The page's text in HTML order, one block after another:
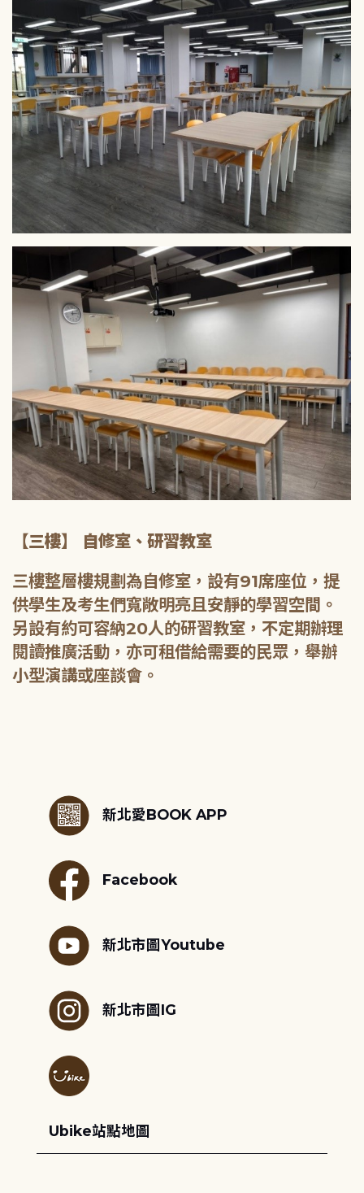
【三樓】 自修室、研習教室
三樓整層樓規劃為自修室，設有91席座位，提
供學生及考生們寬敞明亮且安靜的學習空間。
另設有約可容納20人的研習教室，不定期辦理
閱讀推廣活動，亦可租借給需要的民眾，舉辦
小型演講或座談會。
新北愛BOOK APP
Facebook
新北市圖Youtube
新北市圖IG
Ubike站點地圖